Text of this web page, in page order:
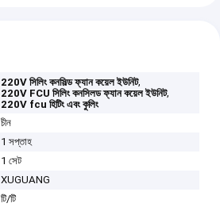
220V সিলিং কনসিল্ড ফ্যান কয়েল ইউনিট,
220V FCU সিলিং কনসিলড ফ্যান কয়েল ইউনিট,
220V fcu হিটিং এবং কুলিং
চীন
1 সপ্তাহ
1 সেট
XUGUANG
টি/টি